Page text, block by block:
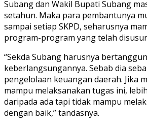
Subang dan Wakil Bupati Subang
setahun. Maka para pembantunya
sampai setiap SKPD, seharusnya
program-program yang telah
“Sekda Subang harusnya
keberlangsungannya. Sebab dia
pengelolaan keuangan daerah. Jika
mampu melaksanakan tugas ini,
daripada ada tapi tidak mampu
dengan baik,” tandasnya.